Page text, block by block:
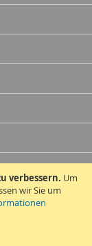
verbessern. Um
wir Sie um